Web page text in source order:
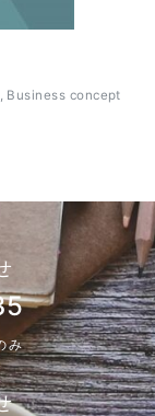
Business concept
み